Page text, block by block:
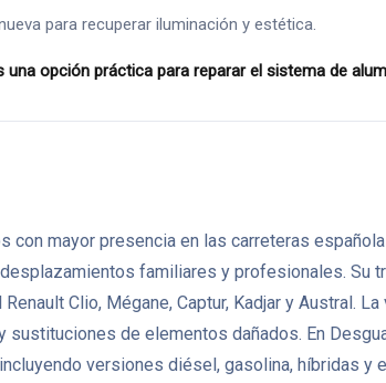
para recuperar iluminación y estética.
una opción práctica para reparar el sistema de
con mayor presencia en las carreteras
familiares y profesionales. Su
Clio, Mégane, Captur, Kadjar y Austral.
sustituciones de elementos dañados. En
versiones diésel, gasolina, híbridas